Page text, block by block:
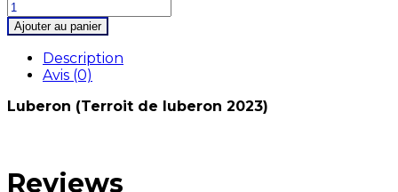
Ajouter au panier
Description
Avis (0)
Luberon (Terroit de luberon 2023)
Reviews